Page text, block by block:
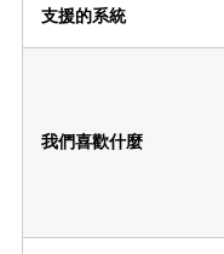
支援的系統
我們喜歡什麼